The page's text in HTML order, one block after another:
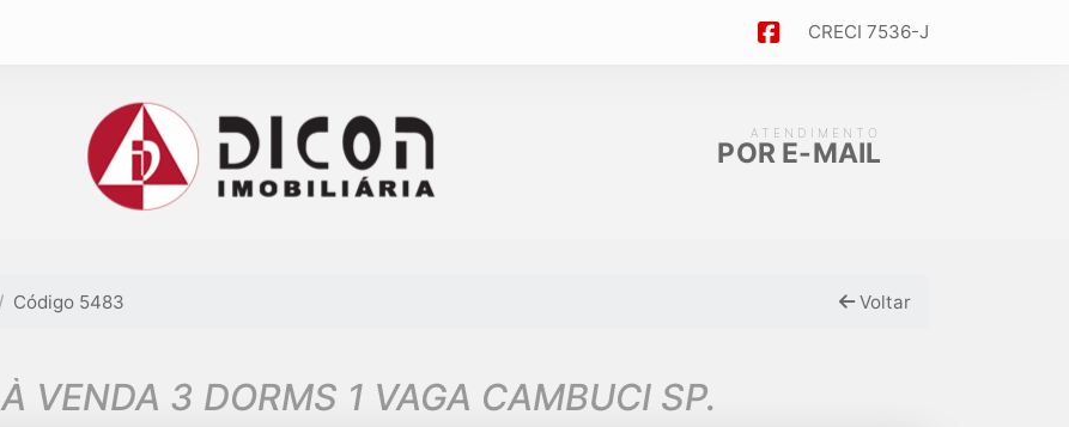
CRECI 7536-J
ATENDIMENTO
POR E-MAIL
Código 5483 Voltar
SOBRADO À VENDA 3 DORMS 1 VAGA CAMBUCI SP.